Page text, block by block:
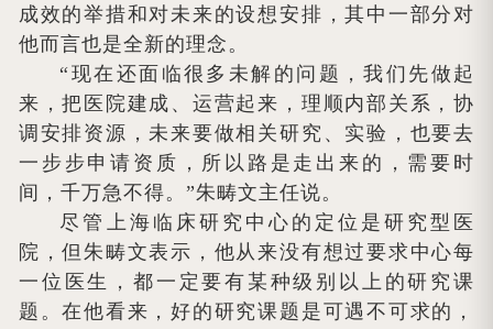
成效的举措和对未来的设想安排，其中一部分对
他而言也是全新的理念。
“现在还面临很多未解的问题，我们先做起
来，把医院建成、运营起来，理顺内部关系，协
调安排资源，未来要做相关研究、实验，也要去
一步步申请资质，所以路是走出来的，需要时
间，千万急不得。”朱畴文主任说。
尽管上海临床研究中心的定位是研究型医
院，但朱畴文表示，他从来没有想过要求中心每
一位医生，都一定要有某种级别以上的研究课
题。在他看来，好的研究课题是可遇不可求的，